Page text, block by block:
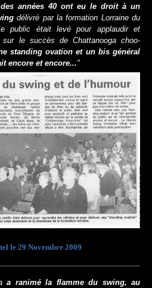
années 40 ont eu le droit à un
délivré par la formation Lorraine du
public était levé pour applaudir et
le succès de Chattanooga choo-
standing ovation et un bis général
encore et encore..."
le 29 Novembre 2009
a ranimé la flamme du swing, au